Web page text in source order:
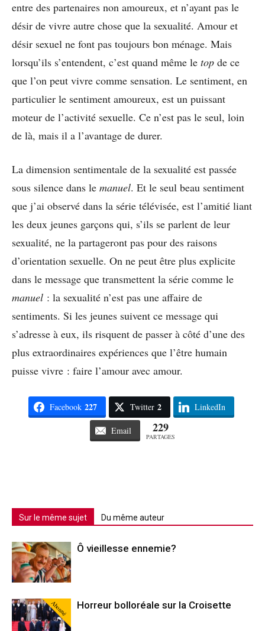
entre des partenaires non amoureux, et n’ayant pas le
désir de vivre autre chose que la sexualité. Amour et
désir sexuel ne font pas toujours bon ménage. Mais
lorsqu’ils s’entendent, c’est quand même le top de ce
que l’on peut vivre comme sensation. Le sentiment, en
particulier le sentiment amoureux, est un puissant
moteur de l’activité sexuelle. Ce n’est pas le seul, loin
de là, mais il a l’avantage de durer.
La dimension sentimentale de la sexualité est passée
sous silence dans le manuel. Et le seul beau sentiment
que j’ai observé dans la série télévisée, est l’amitié liant
les deux jeunes garçons qui, s’ils se parlent de leur
sexualité, ne la partageront pas pour des raisons
d’orientation sexuelle. On ne peut être plus explicite
dans le message que transmettent la série comme le
manuel : la sexualité n’est pas une affaire de
sentiments. Si les jeunes suivent ce message qui
s’adresse à eux, ils risquent de passer à côté d’une des
plus extraordinaires expériences que l’être humain
puisse vivre : faire l’amour avec amour.
Facebook 227 Twitter 2 LinkedIn
Email 229
PARTAGES
Sur le même sujet Du même auteur
Ô vieillesse ennemie?
Abonné Horreur bolloréale sur la Croisette